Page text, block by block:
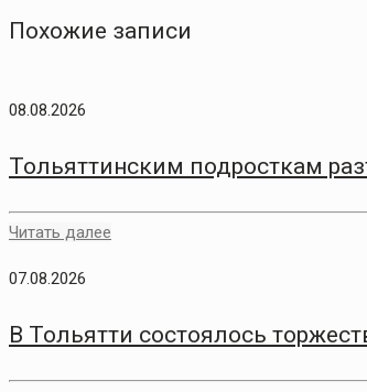
Похожие записи
08.08.2026
Тольяттинским подросткам
Читать далее
07.08.2026
В Тольятти состоялось